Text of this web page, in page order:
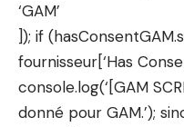
‘GAM’
]); if
fournisseur[‘Has
console.log(‘[GAM
donné pour GAM.’);